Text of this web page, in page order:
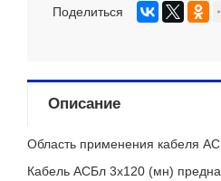
Поделиться
Описание
Область применения кабеля
Кабель АСБл 3х120 (мн)